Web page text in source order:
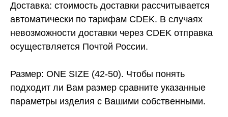
Доставка: стоимость доставки рассчитывается
автоматически по тарифам CDEK. В случаях
невозможности доставки через CDEK отправка
осуществляется Почтой России.
Размер: ONE SIZE (42-50). Чтобы понять
подходит ли Вам размер сравните указанные
параметры изделия с Вашими собственными.